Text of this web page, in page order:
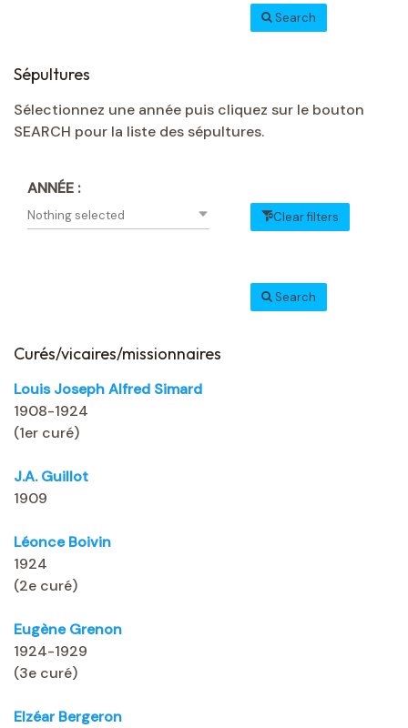
Search
Sépultures
Sélectionnez une année puis cliquez sur le bouton
SEARCH pour la liste des sépultures.
ANNÉE :
Nothing selected Clear filters
Search
Curés/vicaires/missionnaires
Louis Joseph Alfred Simard
1908-1924
(1er curé)
J.A. Guillot
1909
Léonce Boivin
1924
(2e curé)
Eugène Grenon
1924-1929
(3e curé)
Elzéar Bergeron